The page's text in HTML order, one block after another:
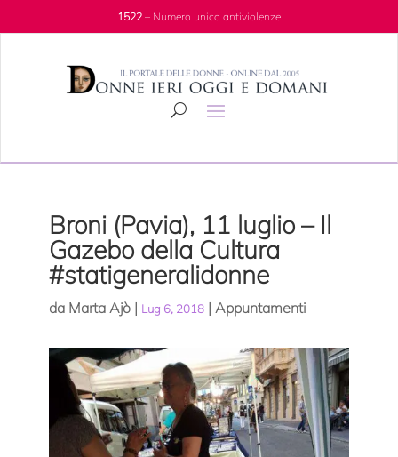
1522– Numero unico antiviolenze
Broni (Pavia), 11 luglio – Il
Gazebo della Cultura
#statigeneralidonne
da Marta Ajò| Lug 6, 2018| Appuntamenti